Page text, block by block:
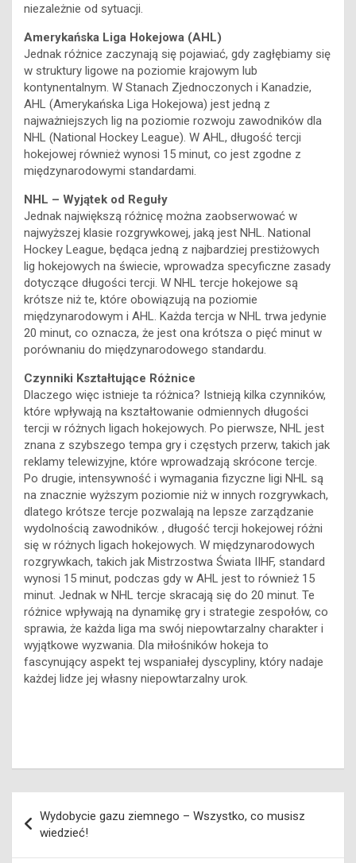
niezależnie od sytuacji.
Amerykańska Liga Hokejowa (AHL)
Jednak różnice zaczynają się pojawiać, gdy zagłębiamy się
w struktury ligowe na poziomie krajowym lub
kontynentalnym. W Stanach Zjednoczonych i Kanadzie,
AHL (Amerykańska Liga Hokejowa) jest jedną z
najważniejszych lig na poziomie rozwoju zawodników dla
NHL (National Hockey League). W AHL, długość tercji
hokejowej również wynosi 15 minut, co jest zgodne z
międzynarodowymi standardami.
NHL – Wyjątek od Reguły
Jednak największą różnicę można zaobserwować w
najwyższej klasie rozgrywkowej, jaką jest NHL. National
Hockey League, będąca jedną z najbardziej prestiżowych
lig hokejowych na świecie, wprowadza specyficzne zasady
dotyczące długości tercji. W NHL tercje hokejowe są
krótsze niż te, które obowiązują na poziomie
międzynarodowym i AHL. Każda tercja w NHL trwa jedynie
20 minut, co oznacza, że jest ona krótsza o pięć minut w
porównaniu do międzynarodowego standardu.
Czynniki Kształtujące Różnice
Dlaczego więc istnieje ta różnica? Istnieją kilka czynników,
które wpływają na kształtowanie odmiennych długości
tercji w różnych ligach hokejowych. Po pierwsze, NHL jest
znana z szybszego tempa gry i częstych przerw, takich jak
reklamy telewizyjne, które wprowadzają skrócone tercje.
Po drugie, intensywność i wymagania fizyczne ligi NHL są
na znacznie wyższym poziomie niż w innych rozgrywkach,
dlatego krótsze tercje pozwalają na lepsze zarządzanie
wydolnością zawodników. , długość tercji hokejowej różni
się w różnych ligach hokejowych. W międzynarodowych
rozgrywkach, takich jak Mistrzostwa Świata IIHF, standard
wynosi 15 minut, podczas gdy w AHL jest to również 15
minut. Jednak w NHL tercje skracają się do 20 minut. Te
różnice wpływają na dynamikę gry i strategie zespołów, co
sprawia, że każda liga ma swój niepowtarzalny charakter i
wyjątkowe wyzwania. Dla miłośników hokeja to
fascynujący aspekt tej wspaniałej dyscypliny, który nadaje
każdej lidze jej własny niepowtarzalny urok.
wpisu
Wydobycie gazu ziemnego – Wszystko, co musisz
wiedzieć!